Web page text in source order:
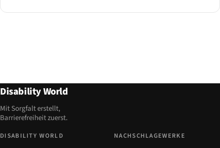
Disability World
Mit Sorgfalt erstellt,
Barrierefreiheit zuerst.
DISABILITY WORLD NACHSCHLAGEWERKE